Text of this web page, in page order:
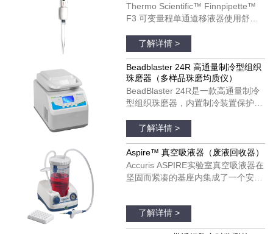
4660010；4660020；4660040
Thermo Scientific™ Finnpipette™
F3 可变量程单通道移液器使用舒
作用。Finnpipette F3 移液器具有宽
阔的、支持彩色编码的指托和人机工
效学手柄设计。Finnpipette F3 移液
器可以用于单个和多通道模具。货
号：4640100；4640000；
4640010；4640020；4640030；
4640070；4640080
了解详情 >
Beadblaster 24R 高通量制冷型组织
珠磨器（多样品珠磨均质仪）
BeadBlaster 24R是一款高通量制冷
型组织珠磨器，内置制冷装置保护温
数珠磨器不同，BeadBlaster 24R具
有真正的、基于压缩机的制冷系统，
不需要干冰、液氮和空气供应。只需
设置所需的温度并预冷，温度将在整
个均质过程中维持低温，以保证样品
了解详情 >
Aspire™ 真空吸液器（废液回收器）
Accuris ASPIRE实验室真空吸液器在
坚固而紧凑的基座内集成了一个安
真空表。
了解详情 >